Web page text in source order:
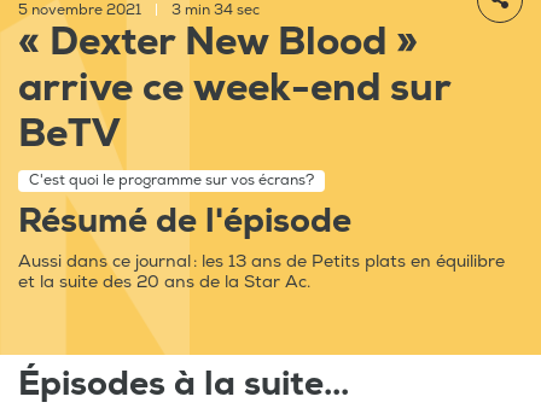
5 novembre 2021 3 min 34 sec
« Dexter New Blood »
arrive ce week-end sur
BeTV
C'est quoi le programme sur vos écrans?
Résumé de l'épisode
Aussi dans ce journal : les 13 ans de Petits plats en équilibre
et la suite des 20 ans de la Star Ac.
Épisodes à la suite...